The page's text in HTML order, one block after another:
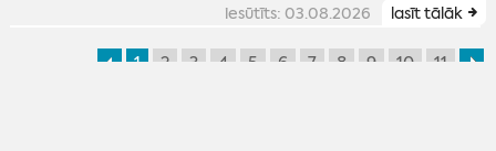
iesūtīts: 03.08.2026 lasīt tālāk
1 2 3 4 5 6 7 8 9 10 11